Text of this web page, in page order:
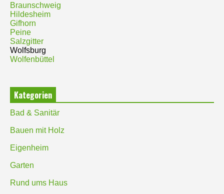
Braunschweig
Hildesheim
Gifhorn
Peine
Salzgitter
Wolfsburg
Wolfenbüttel
Kategorien
Bad & Sanitär
Bauen mit Holz
Eigenheim
Garten
Rund ums Haus